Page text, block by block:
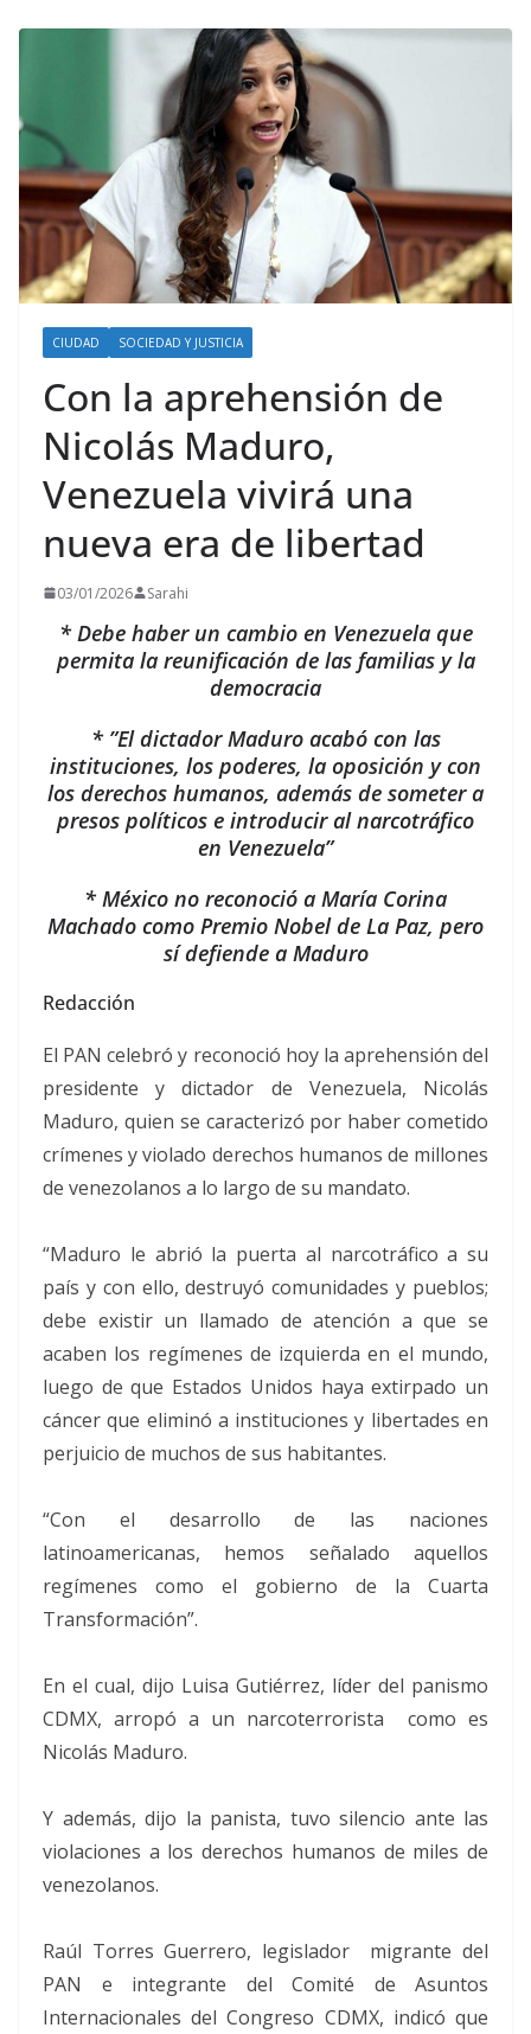
CIUDAD SOCIEDAD Y JUSTICIA
Con la aprehensión de
Nicolás Maduro,
Venezuela vivirá una
nueva era de libertad
03/01/2026 Sarahi
* Debe haber un cambio en Venezuela que
permita la reunificación de las familias y la
democracia
* ”El dictador Maduro acabó con las
instituciones, los poderes, la oposición y con
los derechos humanos, además de someter a
presos políticos e introducir al narcotráfico
en Venezuela”
* México no reconoció a María Corina
Machado como Premio Nobel de La Paz, pero
sí defiende a Maduro
Redacción
El PAN celebró y reconoció hoy la aprehensión del
presidente y dictador de Venezuela, Nicolás
Maduro, quien se caracterizó por haber cometido
crímenes y violado derechos humanos de millones
de venezolanos a lo largo de su mandato.
“Maduro le abrió la puerta al narcotráfico a su
país y con ello, destruyó comunidades y pueblos;
debe existir un llamado de atención a que se
acaben los regímenes de izquierda en el mundo,
luego de que Estados Unidos haya extirpado un
cáncer que eliminó a instituciones y libertades en
perjuicio de muchos de sus habitantes.
“Con el desarrollo de las naciones
latinoamericanas, hemos señalado aquellos
regímenes como el gobierno de la Cuarta
Transformación”.
En el cual, dijo Luisa Gutiérrez, líder del panismo
CDMX, arropó a un narcoterrorista como es
Nicolás Maduro.
Y además, dijo la panista, tuvo silencio ante las
violaciones a los derechos humanos de miles de
venezolanos.
Raúl Torres Guerrero, legislador migrante del
PAN e integrante del Comité de Asuntos
Internacionales del Congreso CDMX, indicó que